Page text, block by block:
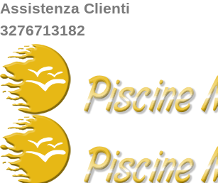
Assistenza Clienti
3276713182